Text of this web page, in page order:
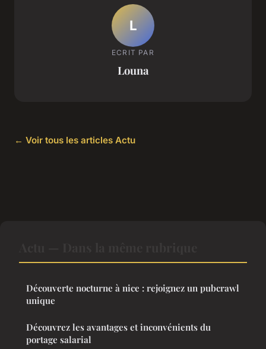
L
ECRIT PAR
Louna
← Voir tous les articles Actu
Découverte nocturne à nice : rejoignez un pubcrawl
unique
Découvrez les avantages et inconvénients du
portage salarial